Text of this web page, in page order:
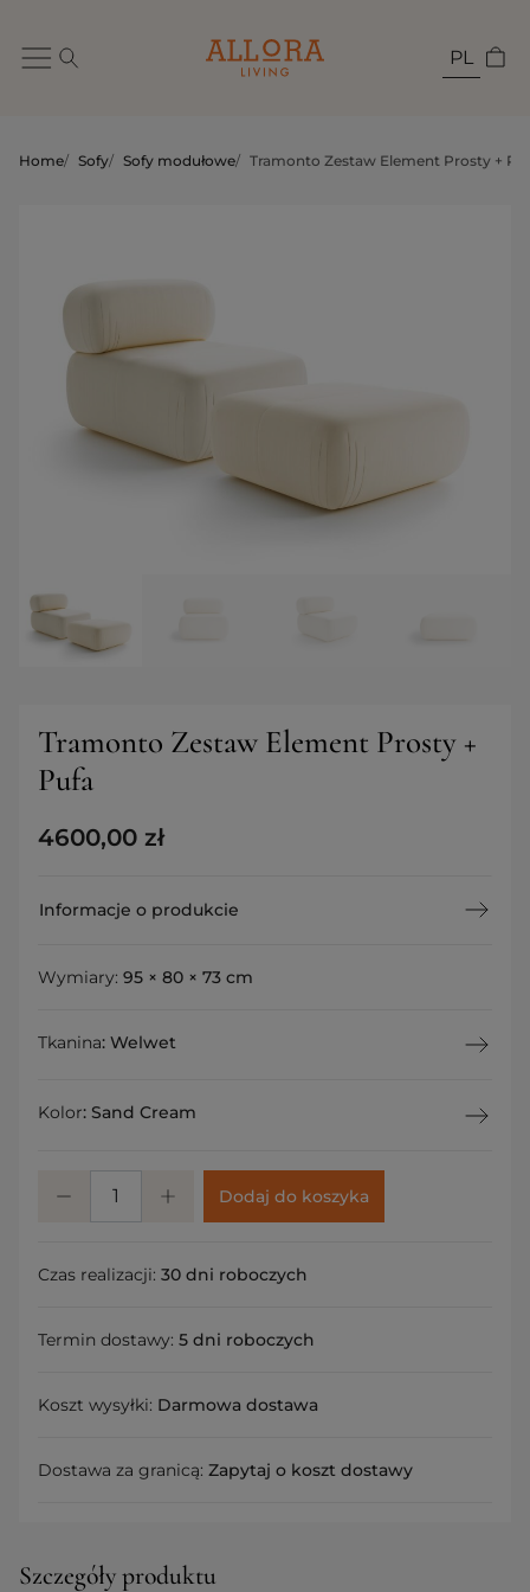
PL
Home/ Sofy/ Sofy modułowe/ Tramonto Zestaw Element Prosty +
Tramonto Zestaw Element Prosty +
Pufa
4600,00 zł
Informacje o produkcie
Wymiary: 95 × 80 × 73 cm
Tkanina: Welwet
Kolor: Sand Cream
Dodaj do koszyka
Czas realizacji: 30 dni roboczych
Termin dostawy: 5 dni roboczych
Koszt wysyłki: Darmowa dostawa
Dostawa za granicą: Zapytaj o koszt dostawy
Szczegóły produktu